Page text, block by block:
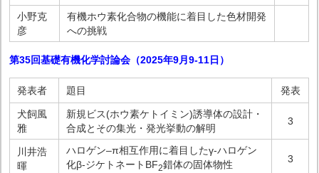
小野克
彦
有機ホウ素化合物の機能に着目した色材開発
への挑戦
第35回基礎有機化学討論会（2025年9月9-11日 ）
発表者 題目 発表
犬飼風
雅
新規ビス(ホウ素ケトイミン)誘導体の設計・
合成とその集光・発光挙動の解明
3
川井浩
暉
ハロゲン–π相互作用に着目したγ-ハロゲン
化β-ジケトネートBF2錯体の固体物性 3